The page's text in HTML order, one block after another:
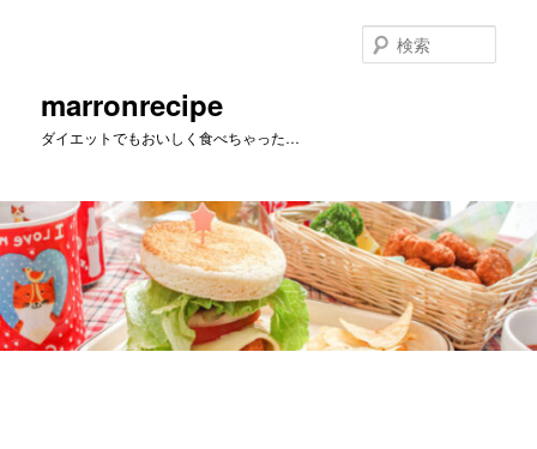
へ
移
動
marronrecipe
ダイエットでもおいしく食べちゃった…
索